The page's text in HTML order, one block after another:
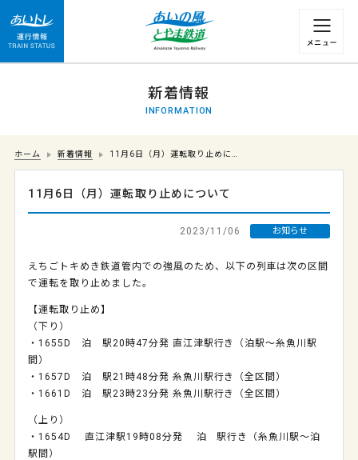
運行情報 列車の遅れ情報等についてはこちら
新着情報
INFORMATION
ホーム 新着情報 11月6日（月）運転取り止めに…
11月6日（月）運転取り止めについて
2023/11/06 お知らせ
えちごトキめき鉄道管内での強風のため、以下の列車は次の区間
で運転を取り止めました。
【運転取り止め】
（下り）
・1655D 泊 駅20時47分発 直江津駅行き（泊駅～糸魚川駅
間）
・1657D 泊 駅21時48分発 糸魚川駅行き（全区間）
・1661D 泊 駅23時23分発 糸魚川駅行き（全区間）
（上り）
・1654D 直江津駅19時08分発 泊 駅行き（糸魚川駅～泊
駅間）